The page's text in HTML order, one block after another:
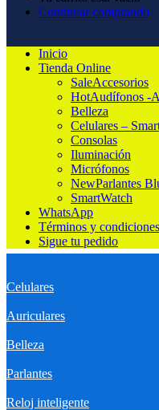
Continuar comprando
Inicio
Tienda Online
SaleAccesorios
HotAudífonos -
Belleza
Celulares –
Consolas
Iluminación
Micrófonos
NewParlantes
SmartWatch
WhatsApp
Términos y condiciones
Sigue tu pedido
Celulares
Auriculares
Belleza
Parlantes
Reloj inteligente